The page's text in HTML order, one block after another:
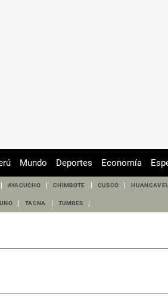
Mundo Deportes Economía
AYACUCHO CHIMBOTE CUSCO
TACNA TUMBES